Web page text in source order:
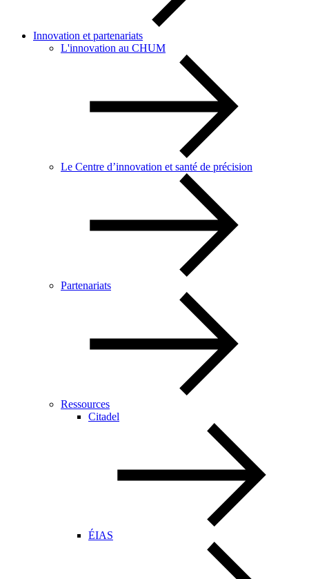
Innovation et partenariats
L'innovation au CHUM
Le Centre d’innovation et santé de précision
Partenariats
Ressources
Citadel
ÉIAS